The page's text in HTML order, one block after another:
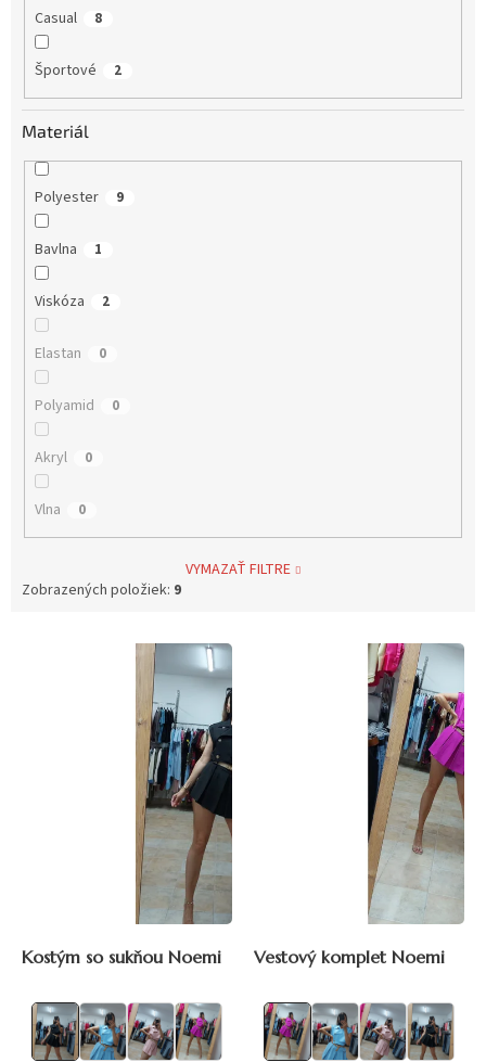
Casual 8
Športové 2
Materiál
Polyester 9
Bavlna 1
Viskóza 2
Elastan 0
Polyamid 0
Akryl 0
Vlna 0
VYMAZAŤ FILTRE
Zobrazených položiek: 9
Kostým so sukňou Noemi Vestový komplet Noemi